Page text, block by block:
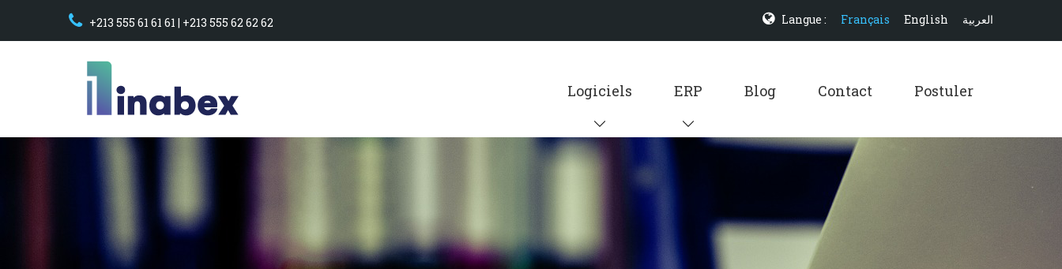
+213 555 61 61 61 | +213 555 62 62 62 Langue : Français English العربية
Logiciels ERP Blog Contact Postuler